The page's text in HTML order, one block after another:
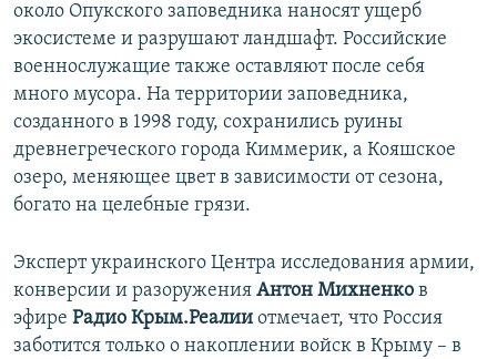
около Опукского заповедника наносят ущерб
экосистеме и разрушают ландшафт. Российские
военнослужащие также оставляют после себя
много мусора. На территории заповедника,
созданного в 1998 году, сохранились руины
древнегреческого города Киммерик, а Кояшское
озеро, меняющее цвет в зависимости от сезона,
богато на целебные грязи.
Эксперт украинского Центра исследования армии,
конверсии и разоружения Антон Михненко в
эфире Радио Крым.Реалии отмечает, что Россия
заботится только о накоплении войск в Крыму – в